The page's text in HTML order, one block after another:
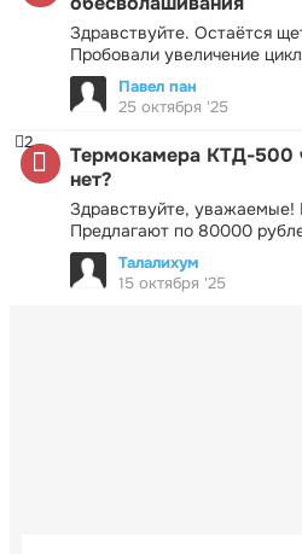
Здравствуйте. Остаётся
Пробовали увеличение
Павел пан
25 октября '25
Термокамера КТД-500
нет?
Здравствуйте, уважаемые!
Предлагают по 80000
2
Талалихум
15 октября '25